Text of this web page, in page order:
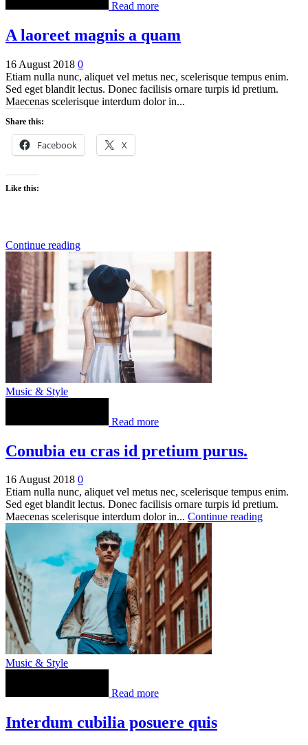
Read more
A laoreet magnis a quam
16 August 2018 0
Etiam nulla nunc, aliquet vel metus nec, scelerisque tempus enim.
Sed eget blandit lectus. Donec facilisis ornare turpis id pretium.
Maecenas scelerisque interdum dolor in...
Share this:
Facebook X
Like this:
Continue reading
Music & Style
Read more
Conubia eu cras id pretium purus.
16 August 2018 0
Etiam nulla nunc, aliquet vel metus nec, scelerisque tempus enim.
Sed eget blandit lectus. Donec facilisis ornare turpis id pretium.
Maecenas scelerisque interdum dolor in... Continue reading
Music & Style
Read more
Interdum cubilia posuere quis